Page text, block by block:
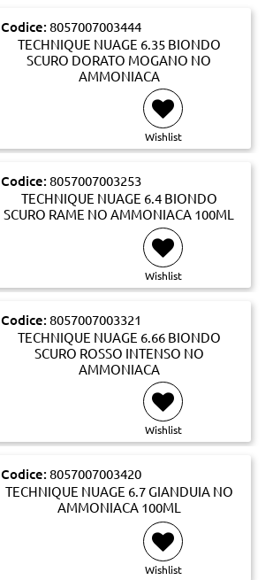
Codice: 8057007003444
TECHNIQUE NUAGE 6.35 BIONDO
SCURO DORATO MOGANO NO
AMMONIACA
Wishlist
Codice: 8057007003253
TECHNIQUE NUAGE 6.4 BIONDO
SCURO RAME NO AMMONIACA 100ML
Wishlist
Codice: 8057007003321
TECHNIQUE NUAGE 6.66 BIONDO
SCURO ROSSO INTENSO NO
AMMONIACA
Wishlist
Codice: 8057007003420
TECHNIQUE NUAGE 6.7 GIANDUIA NO
AMMONIACA 100ML
Wishlist